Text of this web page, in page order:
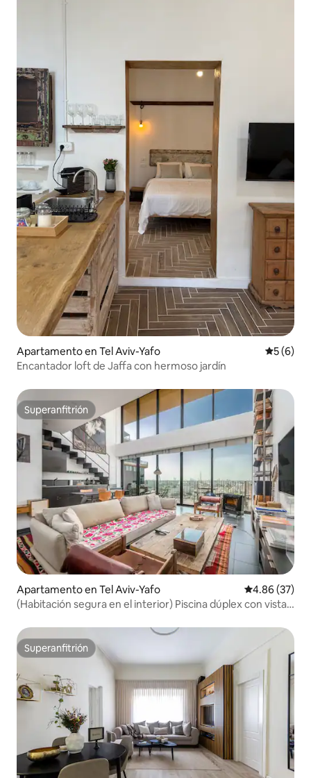
Apartamento en Tel Aviv-Yafo
5 (6)
Encantador loft de Jaffa con hermoso jardín
Superanfitrión
Superanfitrión
Apartamento en Tel Aviv-Yafo Calificación
4.86 (37)
(Habitación segura en el interior) Piscina dúplex con vistas
Superanfitrión
Superanfitrión